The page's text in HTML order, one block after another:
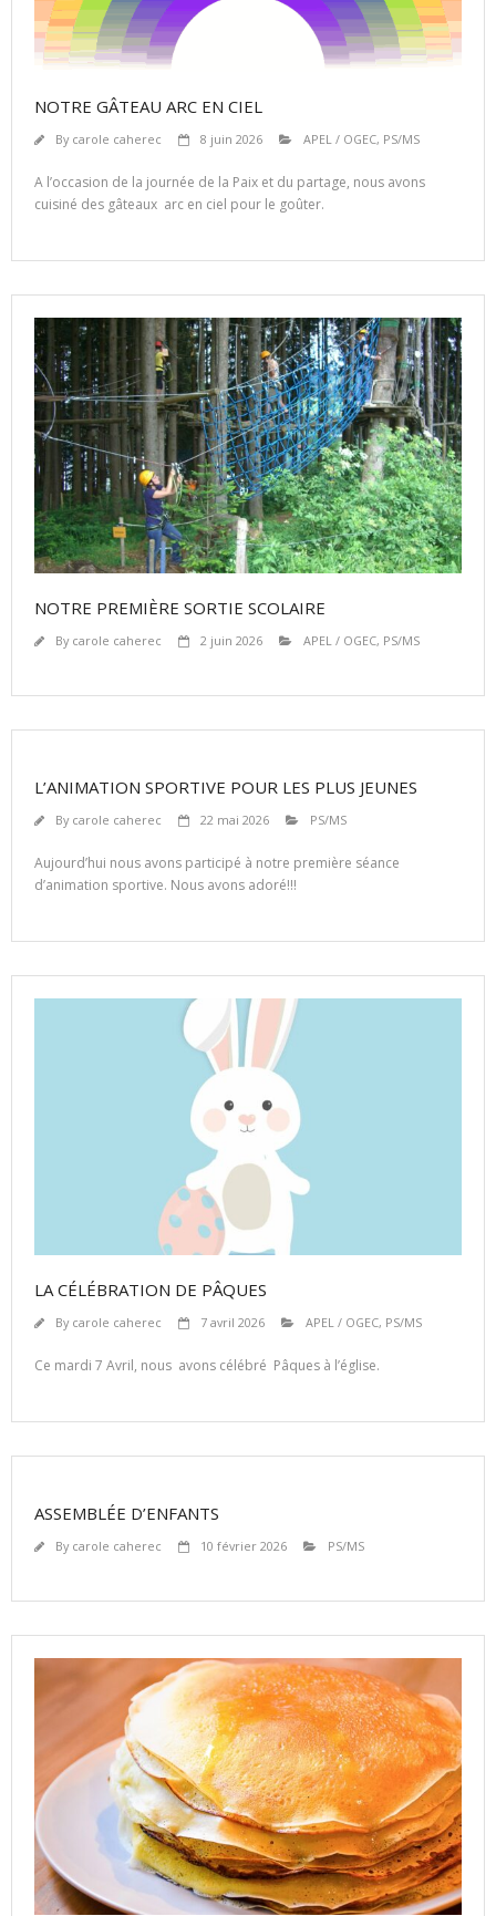
NOTRE GÂTEAU ARC EN CIEL
By carole caherec 8 juin 2026 APEL / OGEC, PS/MS
A l’occasion de la journée de la Paix et du partage, nous avons
cuisiné des gâteaux arc en ciel pour le goûter.
NOTRE PREMIÈRE SORTIE SCOLAIRE
By carole caherec 2 juin 2026 APEL / OGEC, PS/MS
L’ANIMATION SPORTIVE POUR LES PLUS JEUNES
By carole caherec 22 mai 2026 PS/MS
Aujourd’hui nous avons participé à notre première séance
d’animation sportive. Nous avons adoré!!!
LA CÉLÉBRATION DE PÂQUES
By carole caherec 7 avril 2026 APEL / OGEC, PS/MS
Ce mardi 7 Avril, nous avons célébré Pâques à l’église.
ASSEMBLÉE D’ENFANTS
By carole caherec 10 février 2026 PS/MS